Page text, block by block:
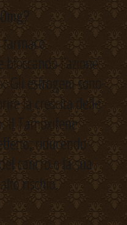
l’azione
estrogeni sono
la crescita delle
Il Tamoxifene
riducendo
cancro o la sua
rischio.